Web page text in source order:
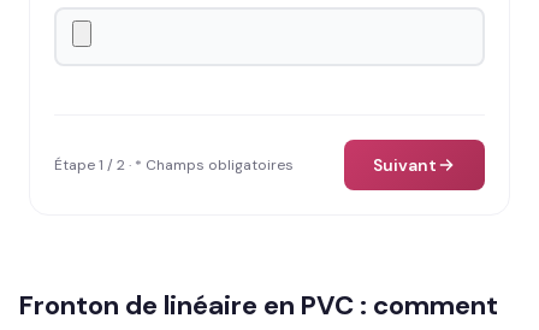
Étape 1 / 2 · * Champs obligatoires Suivant
Fronton de linéaire en PVC : comment